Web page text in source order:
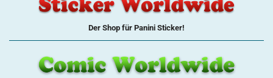
Der Shop für Panini Sticker!